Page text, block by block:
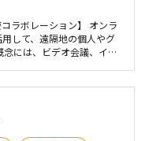
ラボレーション】 オンラ
して、遠隔地の個人やグ
には、ビデオ会議、イン
ルタイムでやり取りを行
環境を促進することで